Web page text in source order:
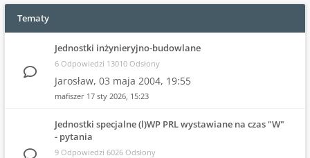
Tematy
Jednostki inżynieryjno-budowlane
6 Odpowiedzi 13010 Odsłony
Jarosław, 03 maja 2004, 19:55
mafiszer 17 sty 2026, 15:23
Jednostki specjalne (l)WP PRL wystawiane na czas "W"
- pytania
9 Odpowiedzi 6026 Odsłony